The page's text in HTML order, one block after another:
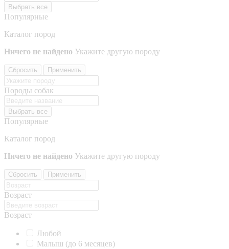
Выбрать все
Популярные
Каталог пород
Ничего не найдено Укажите другую породу
Сбросить Применить
Породы собак
Выбрать все
Популярные
Каталог пород
Ничего не найдено Укажите другую породу
Сбросить Применить
Возраст
Возраст
Любой
Малыш (до 6 месяцев)